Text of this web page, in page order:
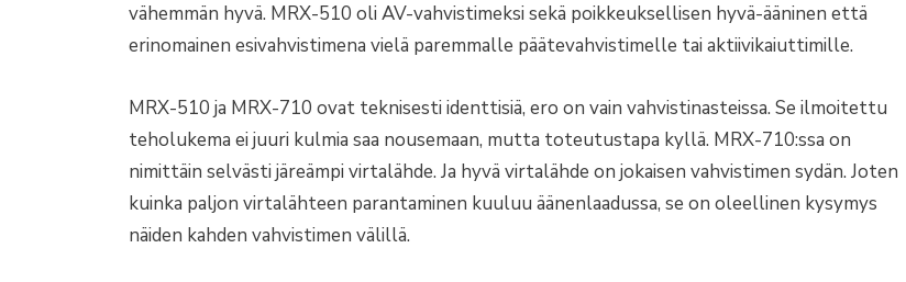
vähemmän hyvä. MRX-510 oli AV-vahvistimeksi sekä poikkeuksellisen hyvä-ääninen että
erinomainen esivahvistimena vielä paremmalle päätevahvistimelle tai aktiivikaiuttimille.
MRX-510 ja MRX-710 ovat teknisesti identtisiä, ero on vain vahvistinasteissa. Se ilmoitettu
teholukema ei juuri kulmia saa nousemaan, mutta toteutustapa kyllä. MRX-710:ssa on
nimittäin selvästi järeämpi virtalähde. Ja hyvä virtalähde on jokaisen vahvistimen sydän. Joten
kuinka paljon virtalähteen parantaminen kuuluu äänenlaadussa, se on oleellinen kysymys
näiden kahden vahvistimen välillä.